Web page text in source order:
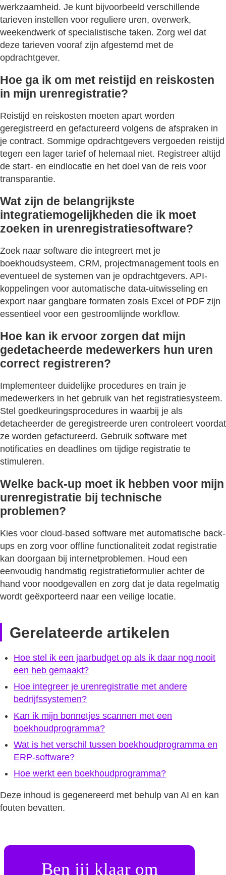
werkzaamheid. Je kunt bijvoorbeeld verschillende
tarieven instellen voor reguliere uren, overwerk,
weekendwerk of specialistische taken. Zorg wel dat
deze tarieven vooraf zijn afgestemd met de
opdrachtgever.
Hoe ga ik om met reistijd en reiskosten
in mijn urenregistratie?
Reistijd en reiskosten moeten apart worden
geregistreerd en gefactureerd volgens de afspraken in
je contract. Sommige opdrachtgevers vergoeden reistijd
tegen een lager tarief of helemaal niet. Registreer altijd
de start- en eindlocatie en het doel van de reis voor
transparantie.
Wat zijn de belangrijkste
integratiemogelijkheden die ik moet
zoeken in urenregistratiesoftware?
Zoek naar software die integreert met je
boekhoudsysteem, CRM, projectmanagement tools en
eventueel de systemen van je opdrachtgevers. API-
koppelingen voor automatische data-uitwisseling en
export naar gangbare formaten zoals Excel of PDF zijn
essentieel voor een gestroomlijnde workflow.
Hoe kan ik ervoor zorgen dat mijn
gedetacheerde medewerkers hun uren
correct registreren?
Implementeer duidelijke procedures en train je
medewerkers in het gebruik van het registratiesysteem.
Stel goedkeuringsprocedures in waarbij je als
detacheerder de geregistreerde uren controleert voordat
ze worden gefactureerd. Gebruik software met
notificaties en deadlines om tijdige registratie te
stimuleren.
Welke back-up moet ik hebben voor mijn
urenregistratie bij technische
problemen?
Kies voor cloud-based software met automatische back-
ups en zorg voor offline functionaliteit zodat registratie
kan doorgaan bij internetproblemen. Houd een
eenvoudig handmatig registratieformulier achter de
hand voor noodgevallen en zorg dat je data regelmatig
wordt geëxporteerd naar een veilige locatie.
Gerelateerde artikelen
Hoe stel ik een jaarbudget op als ik daar nog nooit
een heb gemaakt?
Hoe integreer je urenregistratie met andere
bedrijfssystemen?
Kan ik mijn bonnetjes scannen met een
boekhoudprogramma?
Wat is het verschil tussen boekhoudprogramma en
ERP-software?
Hoe werkt een boekhoudprogramma?
Deze inhoud is gegenereerd met behulp van AI en kan
fouten bevatten.
Ben jij klaar om